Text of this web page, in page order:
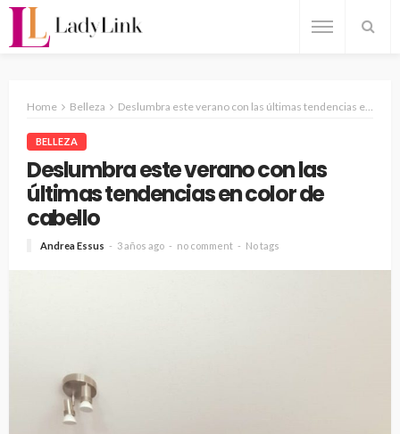
Home Belleza Deslumbra este verano con las últimas tendencias en color de cabello
BELLEZA
Deslumbra este verano con las
últimas tendencias en color de
cabello
Andrea Essus 3 años ago no comment No tags